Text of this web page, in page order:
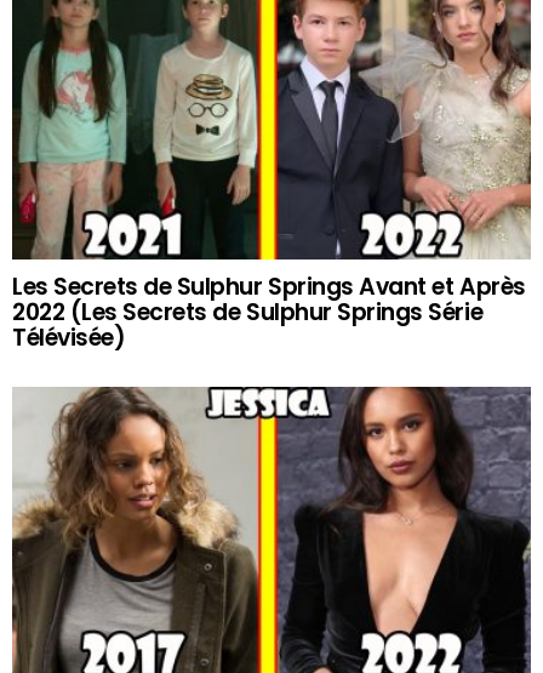
Les Secrets de Sulphur Springs Avant et Après
2022 (Les Secrets de Sulphur Springs Série
Télévisée)